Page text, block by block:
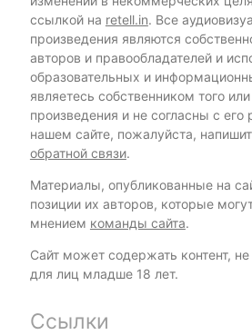
ссылкой на retell.in. Все
произведения являются
авторов и правообладателей и
образовательных и
являетесь собственником того
произведения и не согласны с
нашем сайте, пожалуйста,
обратной связи.
Материалы, опубликованные на
позиции их авторов, которые
мнением команды сайта.
Сайт может содержать контент,
для лиц младше 18 лет.
Ссылки